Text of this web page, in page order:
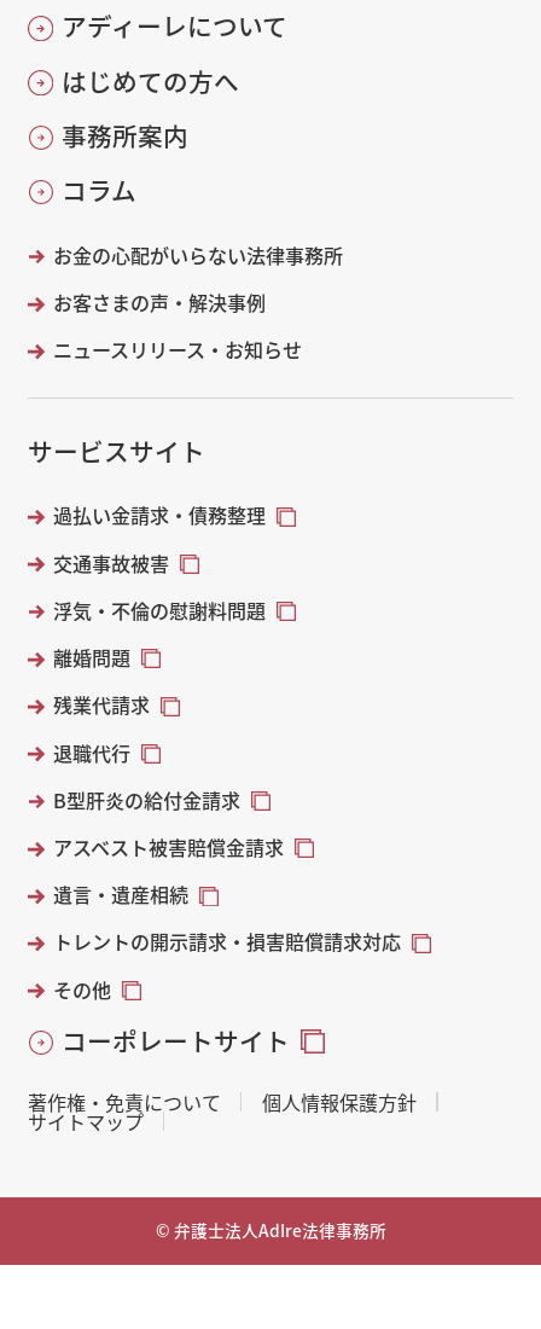
アディーレについて
はじめての方へ
事務所案内
コラム
お金の心配がいらない法律事務所
お客さまの声・解決事例
ニュースリリース・お知らせ
サービスサイト
過払い金請求・債務整理
交通事故被害
浮気・不倫の慰謝料問題
離婚問題
残業代請求
退職代行
B型肝炎の給付金請求
アスベスト被害賠償金請求
遺言・遺産相続
トレントの開示請求・損害賠償請求対応
その他
コーポレートサイト
著作権・免責について 個人情報保護方針
サイトマップ
© 弁護士法人AdIre法律事務所